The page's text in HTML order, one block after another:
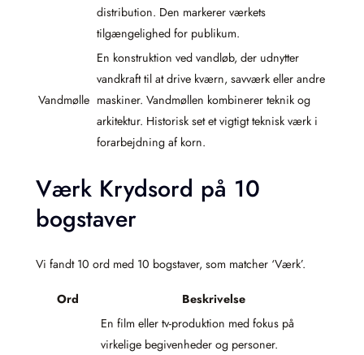
distribution. Den markerer værkets
tilgængelighed for publikum.
Vandmølle
En konstruktion ved vandløb, der udnytter
vandkraft til at drive kværn, savværk eller andre
maskiner. Vandmøllen kombinerer teknik og
arkitektur. Historisk set et vigtigt teknisk værk i
forarbejdning af korn.
Værk Krydsord på 10
bogstaver
Vi fandt 10 ord med 10 bogstaver, som matcher ‘Værk’.
Ord Beskrivelse
En film eller tv-produktion med fokus på
virkelige begivenheder og personer.